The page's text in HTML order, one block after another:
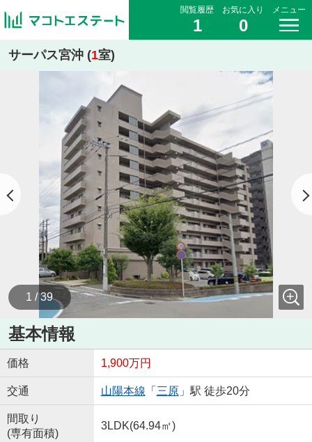
閲覧履歴
1
お気に入り
0
メニュー
サーパス宮沖 (1室)
1 / 39
基本情報
価格 1,900万円
交通 山陽本線 「 三原」駅 徒歩20分
間取り
(専有面積)
3LDK(64.94㎡)